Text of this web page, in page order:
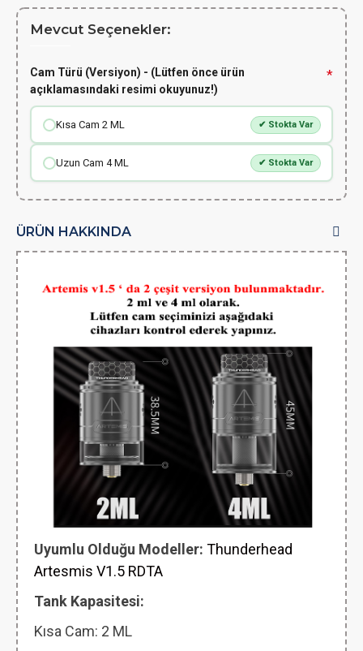
Mevcut Seçenekler:
Cam Türü (Versiyon) - (Lütfen önce ürün
açıklamasındaki resimi okuyunuz!)
Kısa Cam 2 ML ✔ Stokta Var
Uzun Cam 4 ML ✔ Stokta Var
ÜRÜN HAKKINDA
Uyumlu Olduğu Modeller: Thunderhead
Artesmis V1.5 RDTA
Tank Kapasitesi:
Kısa Cam: 2 ML